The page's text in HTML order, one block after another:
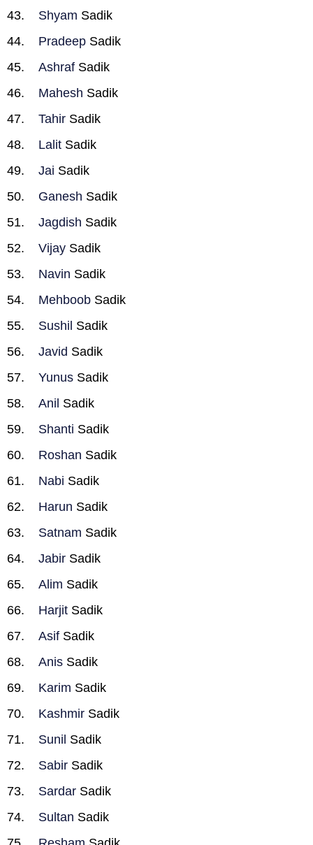
Shyam Sadik
Pradeep Sadik
Ashraf Sadik
Mahesh Sadik
Tahir Sadik
Lalit Sadik
Jai Sadik
Ganesh Sadik
Jagdish Sadik
Vijay Sadik
Navin Sadik
Mehboob Sadik
Sushil Sadik
Javid Sadik
Yunus Sadik
Anil Sadik
Shanti Sadik
Roshan Sadik
Nabi Sadik
Harun Sadik
Satnam Sadik
Jabir Sadik
Alim Sadik
Harjit Sadik
Asif Sadik
Anis Sadik
Karim Sadik
Kashmir Sadik
Sunil Sadik
Sabir Sadik
Sardar Sadik
Sultan Sadik